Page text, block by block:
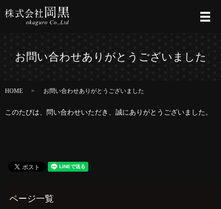
メ
お問い合わせありがとうございました
HOME お問い合わせありがとうございました
このたびは、問い合わせいただき、誠にありがとうございました。